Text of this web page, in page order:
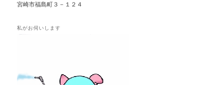
宮崎市福島町３－１２４
私がお伺いします